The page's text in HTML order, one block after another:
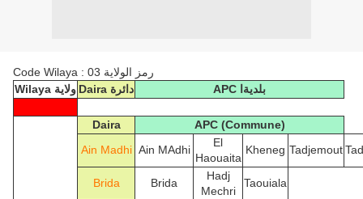
Code Wilaya : 03 رمز الولاية
Wilaya ولاية
Daira دائرة APC بلديةا
Daira
APC (Commune)
Ain Madhi Ain MAdhi
El
Haouaita
Kheneg Tadjemout
Brida Brida
Hadj
Mechri
Taouiala